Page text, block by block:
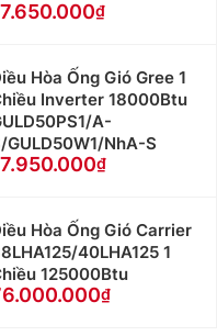
Hòa Ống Gió Gree 1
Inverter 18000Btu
A-
GULD50W1/NhA-S
Hòa Ống Gió Carrier
40LHA125 1
125000Btu